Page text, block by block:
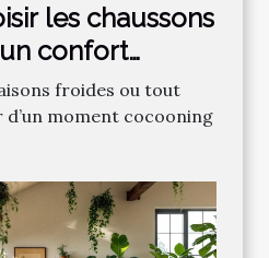
les chaussons
confort
froides ou tout
moment cocooning